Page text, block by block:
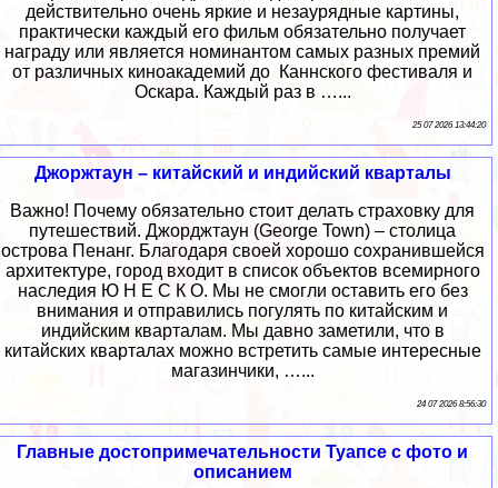
действительно очень яркие и незаурядные картины,
практически каждый его фильм обязательно получает
награду или является номинантом самых разных премий
от различных киноакадемий до Каннского фестиваля и
Оскара. Каждый раз в …...
25 07 2026 13:44:20
Джоржтаун – китайский и индийский кварталы
Важно! Почему обязательно стоит делать страховку для
путешествий. Джорджтаун (George Town) – столица
острова Пенанг. Благодаря своей хорошо сохранившейся
архитектуре, город входит в список объектов всемирного
наследия Ю Н Е С К О. Мы не смогли оставить его без
внимания и отправились погулять по китайским и
индийским кварталам. Мы давно заметили, что в
китайских кварталах можно встретить самые интересные
магазинчики, …...
24 07 2026 8:56:30
Главные достопримечательности Туапсе с фото и
описанием